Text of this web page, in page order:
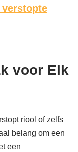
verstopte
voor Elk
riool of zelfs
belang om een
een